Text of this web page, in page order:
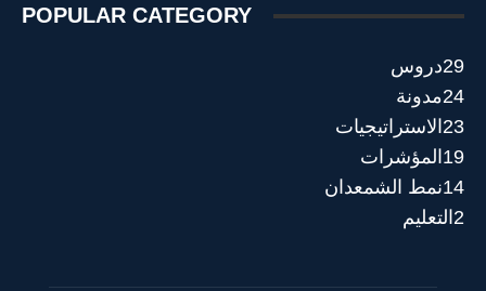
POPULAR CATEGORY
دروس29
مدونة24
الاستراتيجيات 23
المؤشرات 19
نمط الشمعدان14
التعليم 2